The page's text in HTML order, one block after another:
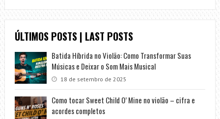
ÚLTIMOS POSTS | LAST POSTS
Batida Híbrida no Violão: Como Transformar Suas
Músicas e Deixar o Som Mais Musical
18 de setembro de 2025
Como tocar Sweet Child O’ Mine no violão – cifra e
acordes completos